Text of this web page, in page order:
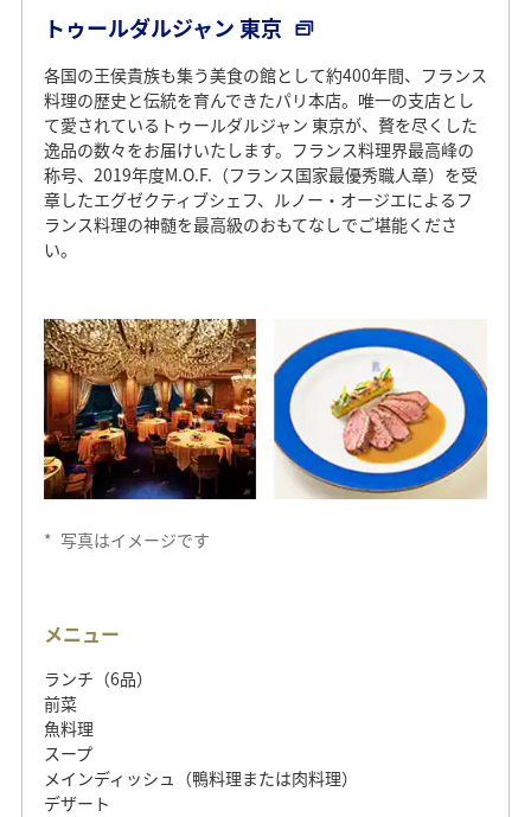
ド・リル」。1880年頃、イローゼン村を流れるイル川の畔
の一軒の小さなレストランが、100年以上の時を越えて脈々
と受け継がれています。その至高の料理とエーベルラン家
の優しいおもてなしは世界中の美食家たちを魅了し、1967
年に三ツ星に輝いて以来、半世紀以上もその星を守り続け
ています。その札幌店として2014年に誕生したのが「オー
ベルジュ・ド・リル サッポロ」。緑豊かな円山公園に隣接
し、フランス北東部の建築をイメージした一軒家レストラ
ンで幸せなひとときをお過ごしください。
メニュー
アミューズブーシュ
本日の鮮魚
お肉料理
プレデザート
トゥールダルジャン 東京
各国の王侯貴族も集う美食の館として約400年間、フランス
料理の歴史と伝統を育んできたパリ本店。唯一の支店とし
て愛されているトゥールダルジャン 東京が、贅を尽くした
逸品の数々をお届けいたします。フランス料理界最高峰の
称号、2019年度M.O.F.（フランス国家最優秀職人章）を受
章したエグゼクティブシェフ、ルノー・オージエによるフ
ランス料理の神髄を最高級のおもてなしでご堪能くださ
い。
* 写真はイメージです
メニュー
ランチ（6品）
前菜
魚料理
スープ
メインディッシュ（鴨料理または肉料理）
デザート